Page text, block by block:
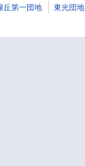
丘第一団地 東光団地